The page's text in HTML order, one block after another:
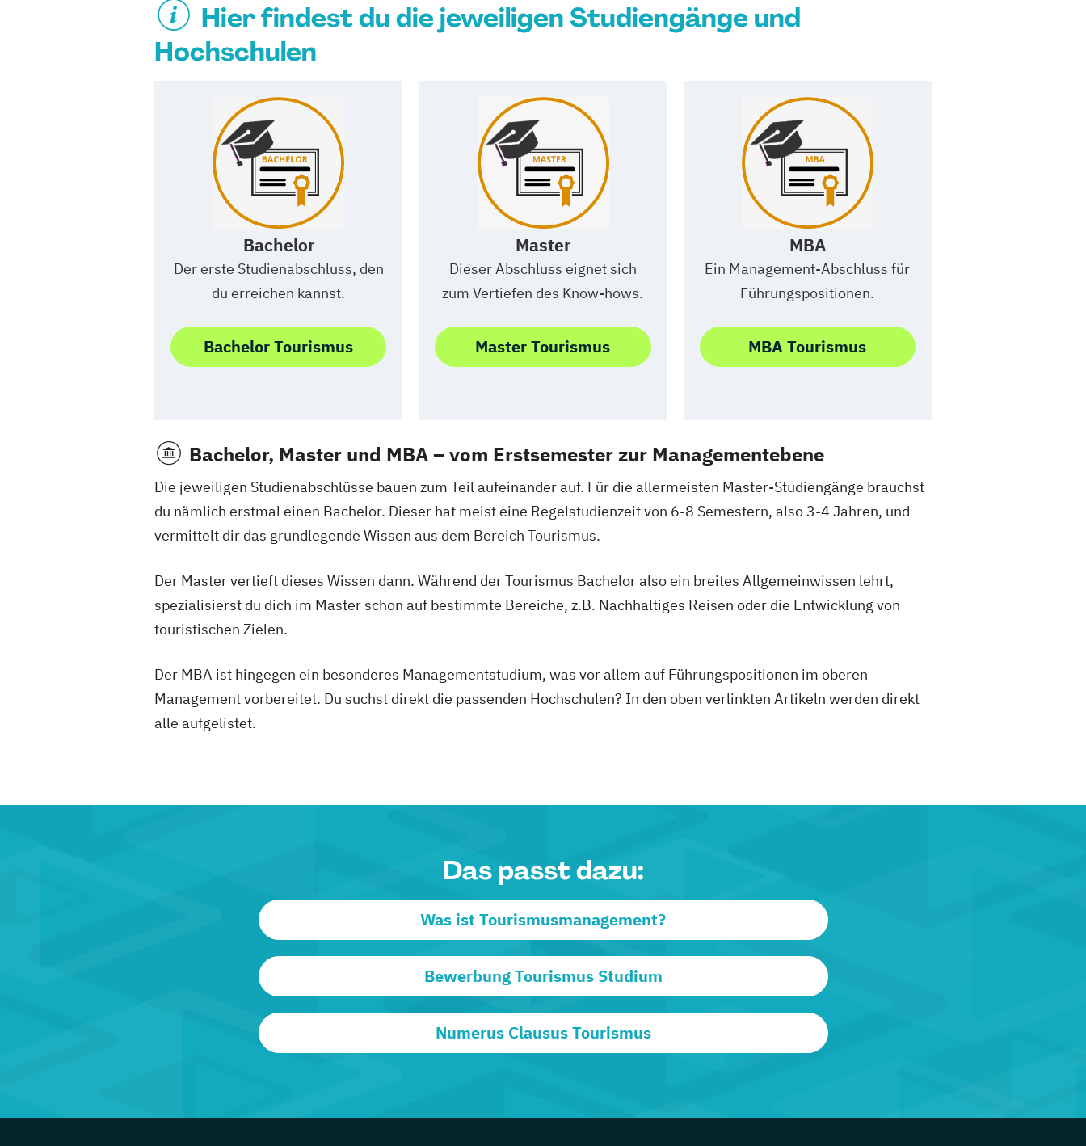
Hier findest du die jeweiligen Studiengänge und
Hochschulen
Bachelor
Der erste Studienabschluss, den
du erreichen kannst.
Bachelor Tourismus
Master
Dieser Abschluss eignet sich
zum Vertiefen des Know-hows.
Master Tourismus
MBA
Ein Management-Abschluss für
Führungspositionen.
MBA Tourismus
Bachelor, Master und MBA – vom Erstsemester zur Managementebene
Die jeweiligen Studienabschlüsse bauen zum Teil aufeinander auf. Für die allermeisten Master-Studiengänge brauchst
du nämlich erstmal einen Bachelor. Dieser hat meist eine Regelstudienzeit von 6-8 Semestern, also 3-4 Jahren, und
vermittelt dir das grundlegende Wissen aus dem Bereich Tourismus.
Der Master vertieft dieses Wissen dann. Während der Tourismus Bachelor also ein breites Allgemeinwissen lehrt,
spezialisierst du dich im Master schon auf bestimmte Bereiche, z.B. Nachhaltiges Reisen oder die Entwicklung von
touristischen Zielen.
Der MBA ist hingegen ein besonderes Managementstudium, was vor allem auf Führungspositionen im oberen
Management vorbereitet. Du suchst direkt die passenden Hochschulen? In den oben verlinkten Artikeln werden direkt
alle aufgelistet.
Das passt dazu:
Was ist Tourismusmanagement?
Bewerbung Tourismus Studium
Numerus Clausus Tourismus